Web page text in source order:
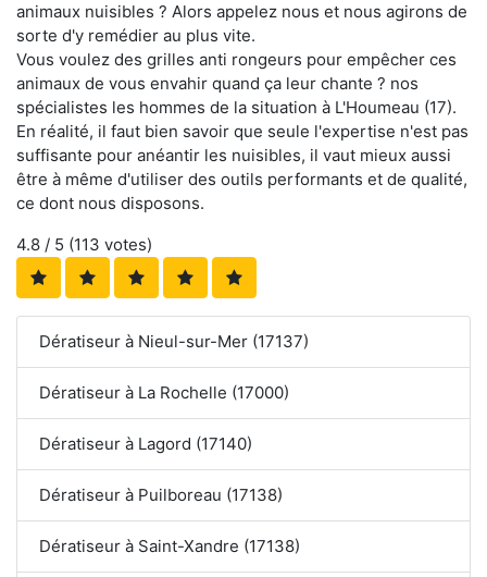
animaux nuisibles ? Alors appelez nous et nous agirons de
sorte d'y remédier au plus vite.
Vous voulez des grilles anti rongeurs pour empêcher ces
animaux de vous envahir quand ça leur chante ? nos
spécialistes les hommes de la situation à L'Houmeau (17).
En réalité, il faut bien savoir que seule l'expertise n'est pas
suffisante pour anéantir les nuisibles, il vaut mieux aussi
être à même d'utiliser des outils performants et de qualité,
ce dont nous disposons.
4.8 / 5 (113 votes)
Dératiseur à Nieul-sur-Mer (17137)
Dératiseur à La Rochelle (17000)
Dératiseur à Lagord (17140)
Dératiseur à Puilboreau (17138)
Dératiseur à Saint-Xandre (17138)